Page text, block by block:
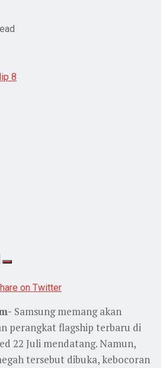
on Twitter
Samsung memang akan
perangkat flagship terbaru di
22 Juli mendatang. Namun,
tersebut dibuka, kebocoran